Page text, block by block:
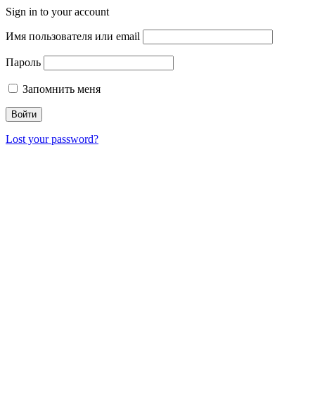
Sign in to your account
Имя пользователя или email
Пароль
Запомнить меня
Lost your password?